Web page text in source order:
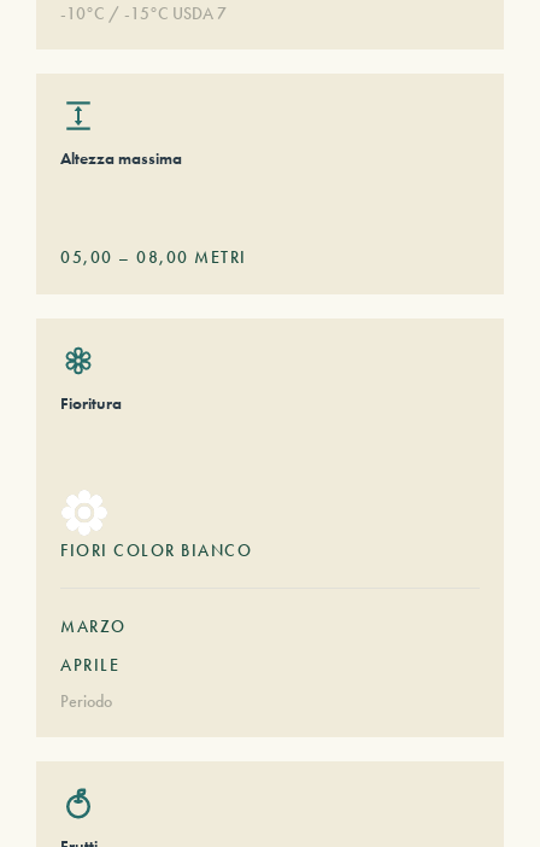
-10°C / -15°C USDA 7
Altezza massima
05,00 – 08,00 METRI
Fioritura
FIORI COLOR BIANCO
MARZO
APRILE
Periodo